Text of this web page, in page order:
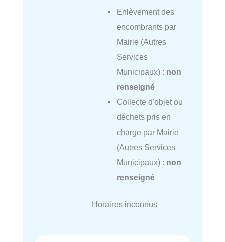
Enlèvement des
encombrants par
Mairie (Autres
Services
Municipaux) : non
renseigné
Collecte d'objet ou
déchets pris en
charge par Mairie
(Autres Services
Municipaux) : non
renseigné
Horaires inconnus